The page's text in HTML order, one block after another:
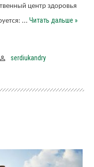
центр здоровья
... Читать дальше »
serdiukandry